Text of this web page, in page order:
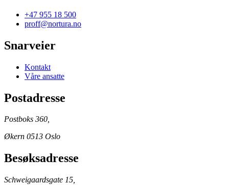
+47 955 18 500
proff@nortura.no
Snarveier
Kontakt
Våre ansatte
Postadresse
Postboks 360,
Økern 0513 Oslo
Besøksadresse
Schweigaardsgate 15,